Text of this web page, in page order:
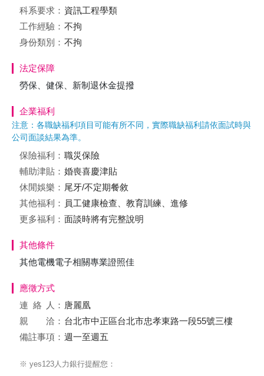
科系要求： 資訊工程學類
工作經驗： 不拘
身份類別： 不拘
法定保障
勞保、健保、新制退休金提撥
企業福利
注意：各職缺福利項目可能有所不同，實際職缺福利請依面試時與
公司面談結果為準。
保險福利： 職災保險
輔助津貼： 婚喪喜慶津貼
休閒娛樂： 尾牙/不定期餐敘
其他福利： 員工健康檢查、教育訓練、進修
更多福利： 面談時將有完整說明
其他條件
其他電機電子相關專業證照佳
應徵方式
連絡
人： 唐麗凰
親 洽： 台北市中正區台北市忠孝東路一段55號三樓
備註事項： 週一至週五
※ yes123人力銀行提醒您：